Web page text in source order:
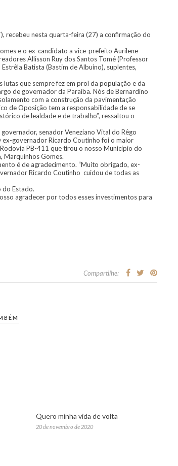
recebeu nesta quarta-feira (27) a confirmação do
e o ex-candidato a vice-prefeito Aurilene
Allisson Ruy dos Santos Tomé (Professor
Batista (Bastim de Albuino), suplentes,
que sempre fez em prol da população e da
de governador da Paraíba. Nós de Bernardino
com a construção da pavimentação
de Oposição tem a responsabilidade de se
de lealdade e de trabalho”, ressaltou o
senador Veneziano Vital do Rêgo
governador Ricardo Coutinho foi o maior
PB-411 que tirou o nosso Município do
Marquinhos Gomes.
é de agradecimento. “Muito obrigado, ex-
Ricardo Coutinho cuidou de todas as
do Estado.
agradecer por todos esses investimentos para
Compartilhe:
Quero minha vida de volta
20 de novembro de 2020